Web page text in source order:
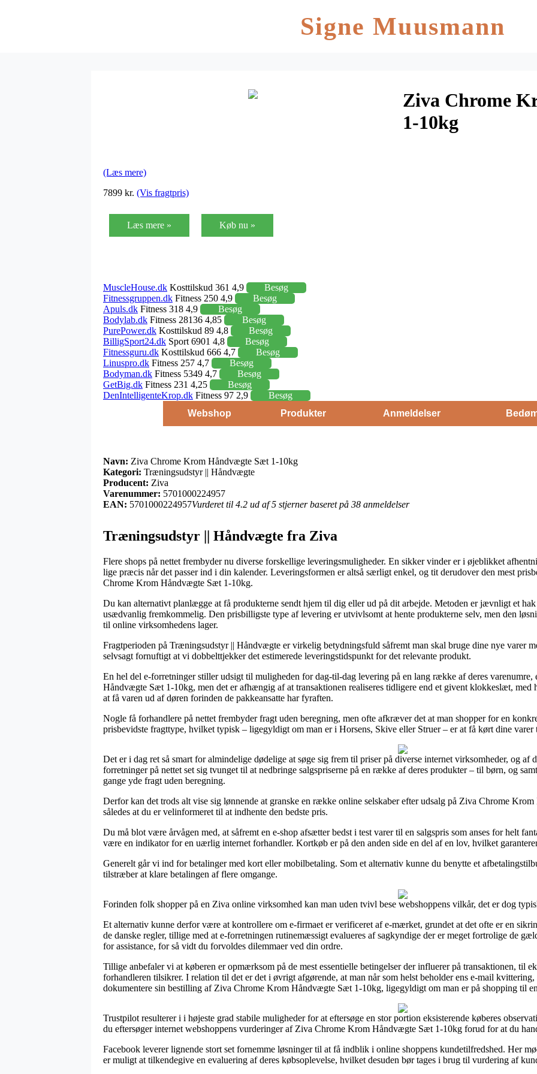
Signe Muusmann
Ziva Chrome
1-10kg
(Læs mere)
7899 kr. (Vis fragtpris)
Læs mere » Køb nu »
MuscleHouse.dk Kosttilskud 361 4,9
Besøg
Fitnessgruppen.dk Fitness 250 4,9
Besøg
Apuls.dk Fitness 318 4,9
Besøg
Bodylab.dk Fitness 28136 4,85
Besøg
PurePower.dk Kosttilskud 89 4,8
Besøg
BilligSport24.dk Sport 6901 4,8
Besøg
Fitnessguru.dk Kosttilskud 666 4,7
Besøg
Linuspro.dk Fitness 257 4,7
Besøg
Bodyman.dk Fitness 5349 4,7
Besøg
GetBig.dk Fitness 231 4,25
Besøg
DenIntelligenteKrop.dk Fitness 97 2,9
Besøg
Webshop
Produkter Anmeldelser
Navn: Ziva Chrome Krom Håndvægte Sæt 1-10kg
Kategori: Træningsudstyr || Håndvægte
Producent: Ziva
Varenummer: 5701000224957
EAN: 5701000224957Vurderet til 4.2 ud af 5 stjerner baseret på 38 anmeldelser
Træningsudstyr || Håndvægte fra Ziva
Flere shops på nettet frembyder nu diverse forskellige leveringsmuligheder. En sikker vinder er i øjeblikket
lige præcis når det passer ind i din kalender. Leveringsformen er altså særligt enkel, og tit derudover den mest
Chrome Krom Håndvægte Sæt 1-10kg.
Du kan alternativt planlægge at få produkterne sendt hjem til dig eller ud på dit arbejde. Metoden er jævnligt et hak
usædvanlig fremkommelig. Den prisbilligste type af levering er utvivlsomt at hente produkterne selv, men den
til online virksomhedens lager.
Fragtperioden på Træningsudstyr || Håndvægte er virkelig betydningsfuld såfremt man skal bruge dine nye varer
selvsagt fornuftigt at vi dobbelttjekker det estimerede leveringstidspunkt for det relevante produkt.
En hel del e-forretninger stiller udsigt til muligheden for dag-til-dag levering på en lang række af deres
Håndvægte Sæt 1-10kg, men det er afhængig af at transaktionen realiseres tidligere end et givent klokkeslæt, med
at få varen ud af døren forinden de pakkeansatte har fyraften.
Nogle få forhandlere på nettet frembyder fragt uden beregning, men ofte afkræver det at man shopper for en
prisbevidste fragttype, hvilket typisk – ligegyldigt om man er i Horsens, Skive eller Struer – er at få kørt dine varer
Det er i dag ret så smart for almindelige dødelige at søge sig frem til priser på diverse internet virksomheder, og af
forretninger på nettet set sig tvunget til at nedbringe salgspriserne på en række af deres produkter – til børn, og
gange yde fragt uden beregning.
Derfor kan det trods alt vise sig lønnende at granske en række online selskaber efter udsalg på Ziva Chrome
således at du er velinformeret til at indhente den bedste pris.
Du må blot være årvågen med, at såfremt en e-shop afsætter bedst i test varer til en salgspris som anses for helt
være en indikator for en uærlig internet forhandler. Kortkøb er på den anden side en del af en lov, hvilket
Generelt går vi ind for betalinger med kort eller mobilbetaling. Som et alternativ kunne du benytte et
tilstræber at klare betalingen af flere omgange.
Forinden folk shopper på en Ziva online virksomhed kan man uden tvivl bese webshoppens vilkår, det er dog
Et alternativ kunne derfor være at kontrollere om e-firmaet er verificeret af e-mærket, grundet at det ofte er en
de danske regler, tillige med at e-forretningen rutinemæssigt evalueres af sagkyndige der er meget fortrolige de
for assistance, for så vidt du forvoldes dilemmaer ved din ordre.
Tillige anbefaler vi at køberen er opmærksom på de mest essentielle betingelser der influerer på transaktionen, til
forhandleren tilsikrer. I relation til det er det i øvrigt afgørende, at man når som helst beholder ens e-mail kvittering,
dokumentere sin bestilling af Ziva Chrome Krom Håndvægte Sæt 1-10kg, ligegyldigt om man er på shopping til
Trustpilot resulterer i i højeste grad stabile muligheder for at eftersøge en stor portion eksisterende køberes
du eftersøger internet webshoppens vurderinger af Ziva Chrome Krom Håndvægte Sæt 1-10kg forud for at du
Facebook leverer lignende stort set fornemme løsninger til at få indblik i online shoppens kundetilfredshed. Her
er muligt at tilkendegive en evaluering af deres købsoplevelse, hvilket desuden bør tages i brug til vurdering af